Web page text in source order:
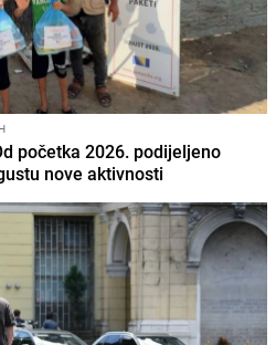
početka 2026. podijeljeno
nove aktivnosti